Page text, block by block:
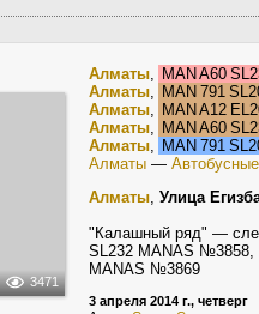
3471
Алматы, MAN A60
Алматы, MAN 791
Алматы, MAN A12
Алматы, MAN A60
Алматы, MAN 791
Алматы —
Алматы, Улица
"Калашный ряд" —
SL232 MANAS №3858,
MANAS №3869
3 апреля 2014 г., четверг